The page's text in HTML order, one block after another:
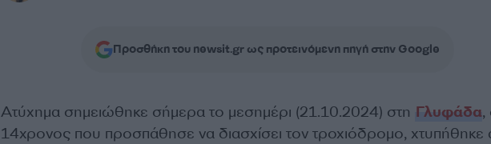
Προσθήκη του newsit.gr ως προτεινόμενη πηγή στην Google
Ατύχημα σημειώθηκε σήμερα το μεσημέρι (21.10.2024) στη Γλυφάδα,
14χρονος που προσπάθησε να διασχίσει τον τροχιόδρομο, χτυπήθηκε